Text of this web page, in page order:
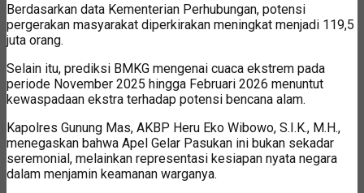
Berdasarkan data Kementerian Perhubungan, potensi
pergerakan masyarakat diperkirakan meningkat menjadi 119,5
juta orang.
Selain itu, prediksi BMKG mengenai cuaca ekstrem pada
periode November 2025 hingga Februari 2026 menuntut
kewaspadaan ekstra terhadap potensi bencana alam.
Kapolres Gunung Mas, AKBP Heru Eko Wibowo, S.I.K., M.H.,
menegaskan bahwa Apel Gelar Pasukan ini bukan sekadar
seremonial, melainkan representasi kesiapan nyata negara
dalam menjamin keamanan warganya.